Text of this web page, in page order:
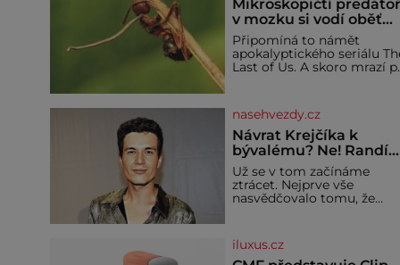
připevnit ke kufru kolečka.
dlouho nedostane. Až
jednou se na letišti ozve
věta, která změní
Mikroskopičtí
v mozku si vodí oběť
jako loutku
Připomíná to námět
apokalyptického seriálu
Last of Us. A skoro mrazí
běžně – s tím rozdílem, že
nejde pouze o infekce
parazitickou houbou a že
predátor dokáže ovládat jen
vývojově nesrovnatelně
jednodušší živočichy, než je
člověk. Najít skutečné
zombie není nic
nasehvezdy.cz
Návrat Krejčíka k
bývalému? Ne! Randí
už s jiným!
Už se v tom začínáme
ztrácet. Nejprve vše
nasvědčovalo tomu, že
krachu manželství s
ředitelem školy Jiřím
iluxus.cz